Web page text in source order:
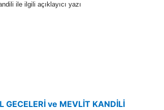
ile ilgili açıklayıcı yazı
GECELERİ ve MEVLİT KANDİLİ